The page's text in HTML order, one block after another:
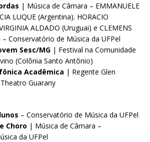
| Música de Câmara – EMMANUELE
LUQUE (Argentina). HORACIO
ALDADO (Uruguai) e CLEMENS
– Conservatório de Música da UFPel
Sesc/MG | Festival na Comunidade
(Colônia Santo Antônio)
Acadêmica | Regente Glen
Guarany
– Conservatório de Música da UFPel
Choro | Música de Câmara –
da UFPel